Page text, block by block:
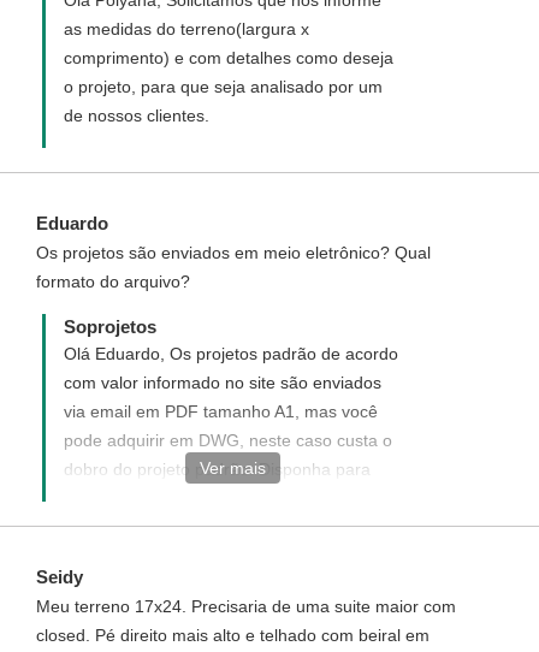
as medidas do terreno(largura x
comprimento) e com detalhes como deseja
o projeto, para que seja analisado por um
de nossos clientes.
Eduardo
Os projetos são enviados em meio eletrônico? Qual
formato do arquivo?
Soprojetos
Olá Eduardo, Os projetos padrão de acordo
com valor informado no site são enviados
via email em PDF tamanho A1, mas você
pode adquirir em DWG, neste caso custa o
dobro do projeto padrão. Disponha para
como um de nossos clientes.
Ver mais
Seidy
Meu terreno 17x24. Precisaria de uma suite maior com
closed. Pé direito mais alto e telhado com beiral em